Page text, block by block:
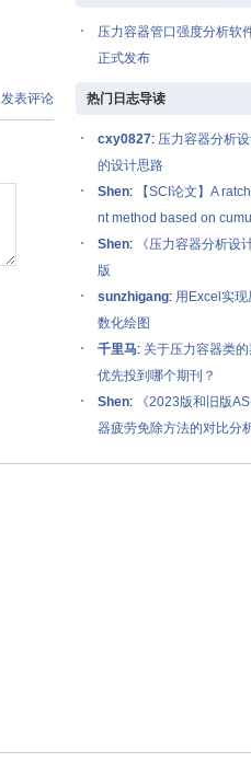
发表评论
压力容器管口强度分析软
正式发布
热门日志导读
cxy0827: 压力容器分析
的设计思路
Shen:
【SCI论文】A
nt method based on
Shen:
《压力容器分析设
版
sunzhigang: 用Excel实
数化绘图
千里马: 关于压力容器类
优先投到哪个期刊？
Shen:
《2023版和旧版
器疲劳免除方法的对比分